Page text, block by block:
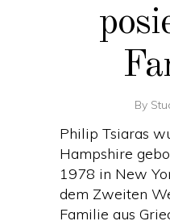
By
Philip Tsiaras
Hampshire
1978 in New
dem Zweiten
Familie aus